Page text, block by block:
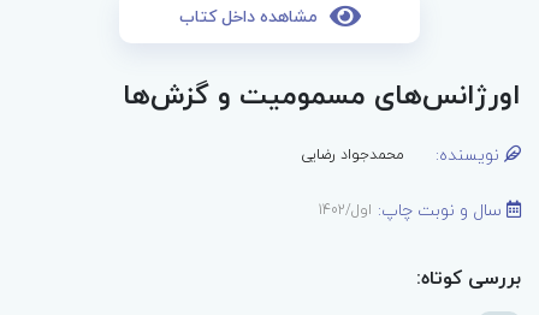
مشاهده داخل کتاب
اورژانس‌های مسمومیت و گزش‌ها
نویسنده: محمدجواد رضایی
سال و نوبت چاپ: اول/1402
بررسی کوتاه: